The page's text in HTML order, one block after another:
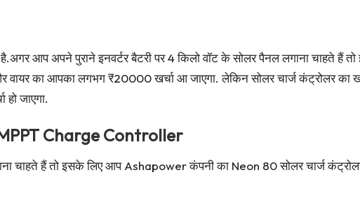
आप अपने पुराने इनवर्टर बैटरी पर 4 किलो वॉट के सोलर पैनल लगाना चाहते हैं
का आपका लगभग ₹20000 खर्चा आ जाएगा. लेकिन सोलर चार्ज कंट्रोलर
जाएगा.
Charge Controller
चाहते हैं तो इसके लिए आप Ashapower कंपनी का Neon 80 सोलर चार्ज